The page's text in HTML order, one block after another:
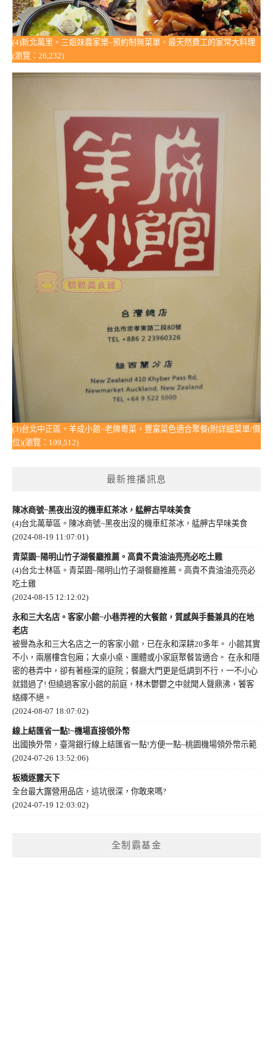
(4)新北萬里。三姐妹農家樂~預約制無菜單，最天然費工的家常大料理
(瀏覽：26,232)
(3)台北中正區。羊成小館~老牌粵菜，豐富菜色適合聚餐(附詳細菜單/價
位)(瀏覽：109,512)
最新推播訊息
陳冰商號~黑夜出沒的機車紅茶冰，艋舺古早味美食
(4)台北萬華區。陳冰商號~黑夜出沒的機車紅茶冰，艋舺古早味美食
(2024-08-19 11:07:01)
青菜園~陽明山竹子湖餐廳推薦。高貴不貴油油亮亮必吃土雞
(4)台北士林區。青菜園~陽明山竹子湖餐廳推薦。高貴不貴油油亮亮必
吃土雞
(2024-08-15 12:12:02)
永和三大名店。客家小館~小巷弄裡的大餐館，質感與手藝兼具的在地
老店
被譽為永和三大名店之一的客家小館，已在永和深耕20多年。 小館其實
不小，兩層樓含包廂；大桌小桌、團體或小家庭聚餐皆適合。 在永和隱
密的巷弄中，卻有著極深的庭院；餐廳大門更是低調到不行，一不小心
就錯過了! 但繞過客家小館的前庭，林木鬱鬱之中就聞人聲鼎沸，饕客
絡繹不絕。
(2024-08-07 18:07:02)
線上結匯省一點!~機場直接領外幣
出國換外幣，臺灣銀行線上結匯省一點!方便一點~桃園機場領外幣示範
(2024-07-26 13:52:06)
板橋逐露天下
全台最大露營用品店，這坑很深，你敢來嗎?
(2024-07-19 12:03:02)
全制霸基金